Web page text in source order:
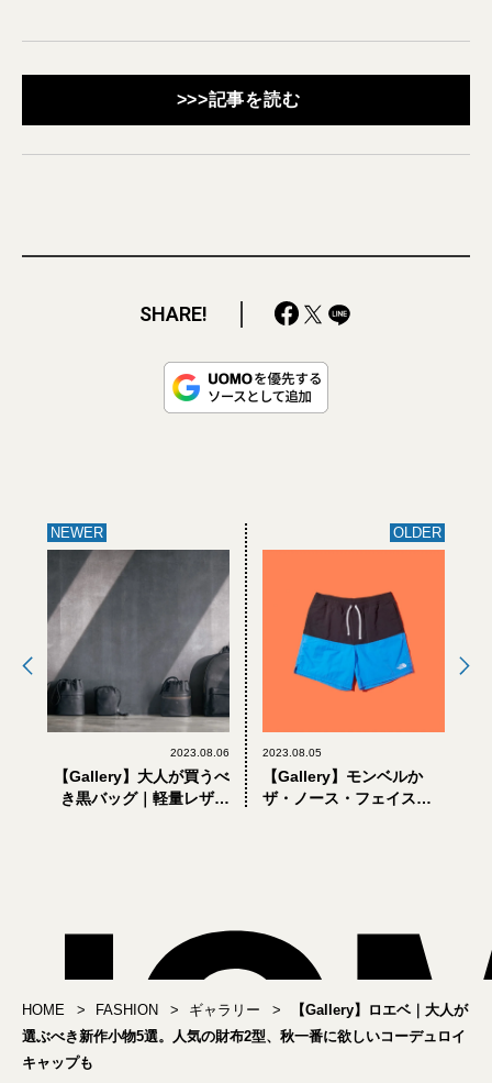
>>>記事を読む
SHARE!
NEWER
2023.08.06
【Gallery】大人が買うべ
き黒バッグ｜軽量レザー
OLDER
2023.08.05
【Gallery】モンベルか
ザ・ノース・フェイスか
HOME FASHION ギャラリー
【Gallery】ロエベ｜大人が
選ぶべき新作小物5選。人気の財布2型、秋一番に欲しいコーデュロイ
キャップも